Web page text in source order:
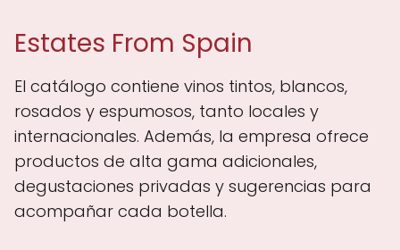
Estates From Spain
El catálogo contiene vinos tintos, blancos,
rosados y espumosos, tanto locales y
internacionales. Además, la empresa ofrece
productos de alta gama adicionales,
degustaciones privadas y sugerencias para
acompañar cada botella.